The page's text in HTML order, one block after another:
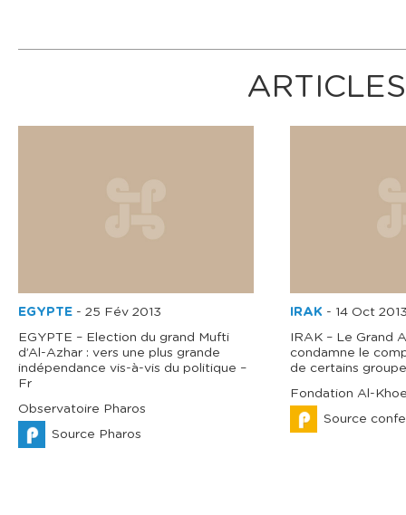
EGYPTE - 25 Fév 2013
EGYPTE – Election du grand Mufti
d’Al-Azhar : vers une plus grande
indépendance vis-à-vis du politique –
Fr
Observatoire Pharos
Source Pharos
IRAK - 14 Oct
IRAK – Le Grand
condamne le
de certains
Fondation Al-
Source